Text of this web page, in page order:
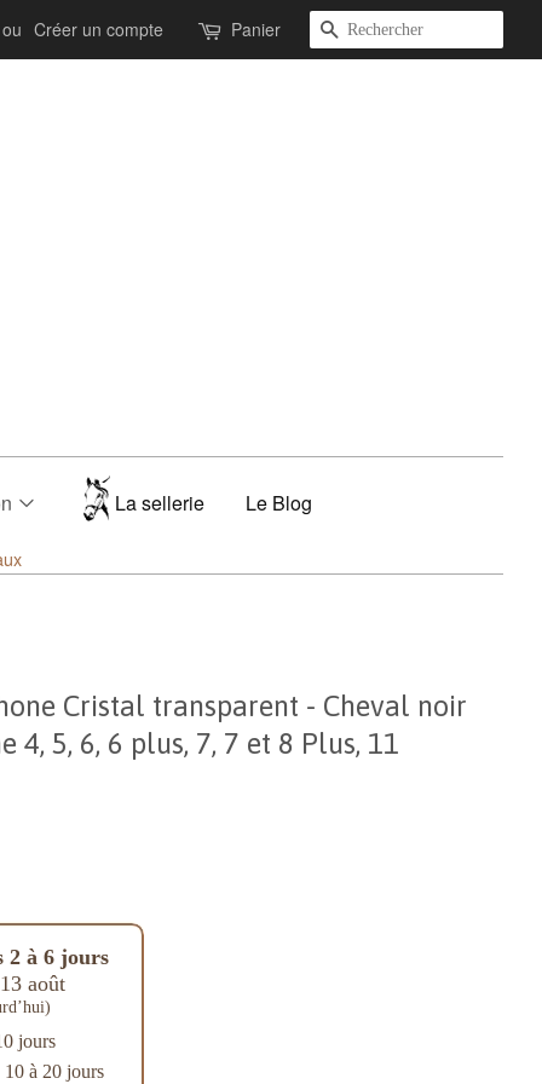
ou Créer un compte Panier Recherche
La sellerie Le Blog
Cristal transparent - Cheval noir
4, 5, 6, 6 plus, 7, 7 et 8 Plus, 11
2 à 6 jours
août
jours
à 20 jours